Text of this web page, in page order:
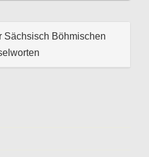
Sächsisch Böhmischen